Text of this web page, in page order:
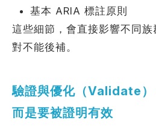
基本 ARIA 標註原則
這些細節，會直接影響不同
對不能後補。
驗證與優化（Validate）
而是要被證明有效